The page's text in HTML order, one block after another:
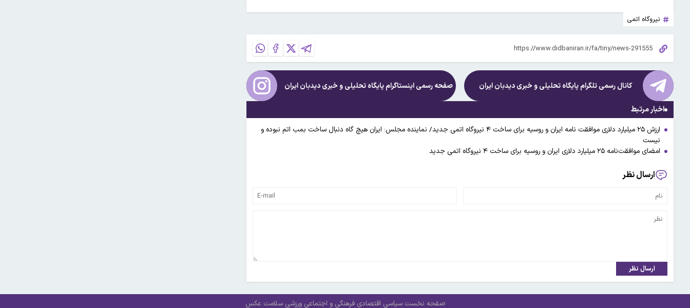
نیروگاه اتمی
کانال رسمی تلگرام پایگاه تحلیلی و خبریدیدبان ایران صفحه رسمی اینستاگرام پایگاه تحلیلی و خبریدیدبان ایران
اخبار مرتبط
ارزش ۲۵ میلیارد دلاری موافقت نامه ایران و روسیه برای ساخت ۴ نیروگاه اتمی جدید/ نماینده مجلس: ایران هیچ گاه دنبال ساخت بمب اتم نبوده و
نیست
امضای موافقت‌نامه ۲۵ میلیارد دلاری ایران و روسیه برای ساخت ۴ نیروگاه‌ اتمی جدید
ارسال نظر
ارسال نظر
صفحه نخست سیاسی اقتصادی فرهنگی و اجتماعی ورزشی سلامت عکس